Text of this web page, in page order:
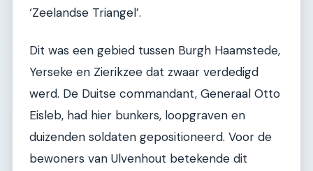
‘Zeelandse Triangel’.
Dit was een gebied tussen Burgh Haamstede,
Yerseke en Zierikzee dat zwaar verdedigd
werd. De Duitse commandant, Generaal Otto
Eisleb, had hier bunkers, loopgraven en
duizenden soldaten gepositioneerd. Voor de
bewoners van Ulvenhout betekende dit